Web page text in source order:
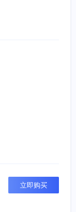
立即购买